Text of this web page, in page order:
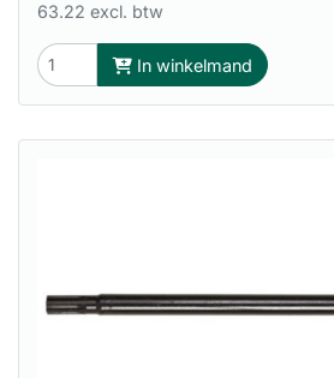
63.22 excl. btw
In winkelmand